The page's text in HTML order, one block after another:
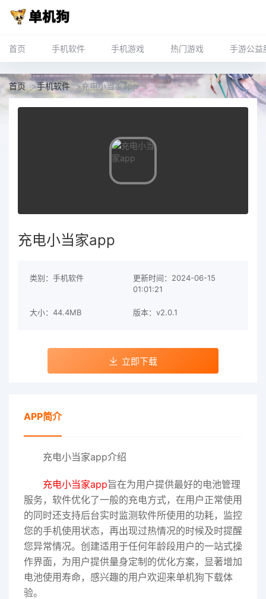
首页 手机软件 手机游戏 热门游戏 手游公益
首页 >手机软件 >充电小当家app
充电小当家app
类别：手机软件
更新时间：2024-06-15
01:01:21
大小：44.4MB 版本：v2.0.1
立即下载
APP简介
充电小当家app介绍
充电小当家app旨在为用户提供最好的电池管理
服务，软件优化了一般的充电方式，在用户正常使用
的同时还支持后台实时监测软件所使用的功耗，监控
您的手机使用状态，再出现过热情况的时候及时提醒
您异常情况。创建适用于任何年龄段用户的一站式操
作界面，为用户提供量身定制的优化方案，显著增加
电池使用寿命，感兴趣的用户欢迎来单机狗下载体
验。